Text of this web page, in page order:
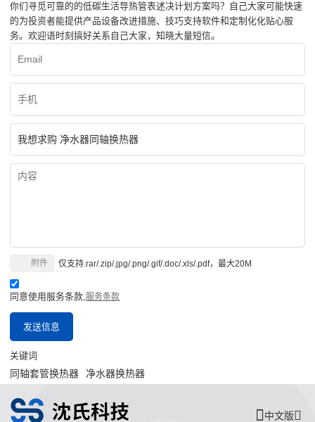
你们寻觅可靠的的低碳生活导热管表述决计划方案吗？自己大家可能快速
的为投资者能提供产品设备改进措施、技巧支持软件和定制化化贴心服
务。欢迎语时刻搞好关系自己大家，知晓大量短信。
仅支持.rar/.zip/.jpg/.png/.gif/.doc/.xls/.pdf，最大20M
附件
同意使用服务条款,服务条款
发送信息
关键词
同轴套管换热器 净水器换热器
中文版